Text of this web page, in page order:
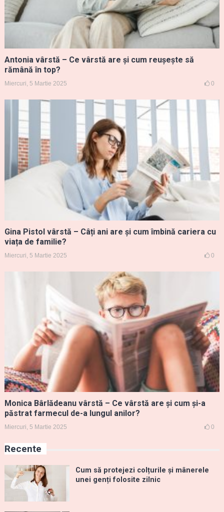
Antonia vârstă – Ce vârstă are și cum reușește să
rămână în top?
Miercuri, 5 Martie 2025 0
Gina Pistol vârstă – Câți ani are și cum îmbină cariera cu
viața de familie?
Miercuri, 5 Martie 2025 0
Monica Bârlădeanu vârstă – Ce vârstă are și cum și-a
păstrat farmecul de-a lungul anilor?
Miercuri, 5 Martie 2025 0
Recente
Cum să protejezi colțurile și mânerele
unei genți folosite zilnic